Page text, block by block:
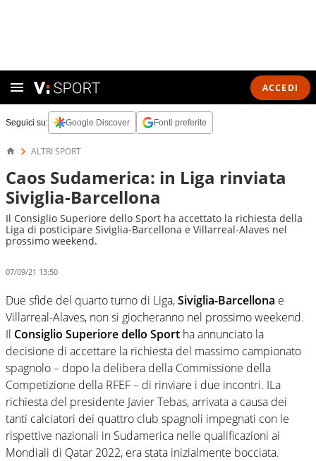
ACCEDI
Seguici su: Google Discover Fonti preferite
ALTRI SPORT
Caos Sudamerica: in Liga rinviata
Siviglia-Barcellona
Il Consiglio Superiore dello Sport ha accettato la richiesta della
Liga di posticipare Siviglia-Barcellona e Villarreal-Alaves nel
prossimo weekend.
07/09/21 13:50
Due sfide del quarto turno di Liga,Siviglia-Barcellona e
Villarreal-Alaves, non si giocheranno nel prossimo weekend.
Il Consiglio Superiore dello Sport ha annunciato la
decisione di accettare la richiesta del massimo campionato
spagnolo – dopo la delibera della Commissione della
Competizione della RFEF – di rinviare i due incontri. ILa
richiesta del presidente Javier Tebas, arrivata a causa dei
tanti calciatori dei quattro club spagnoli impegnati con le
rispettive nazionali in Sudamerica nelle qualificazioni ai
Mondiali di Qatar 2022, era stata inizialmente bocciata.